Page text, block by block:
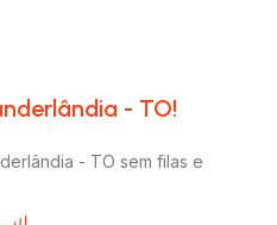
- TO!
- TO sem filas e